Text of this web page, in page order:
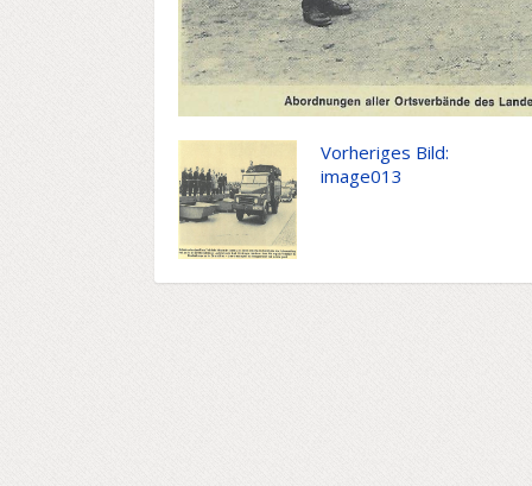
Vorheriges Bild:
image013